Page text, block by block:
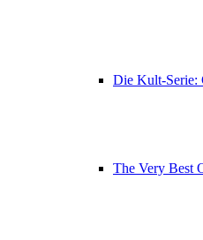
Die Kult-Serie:
The Very Best